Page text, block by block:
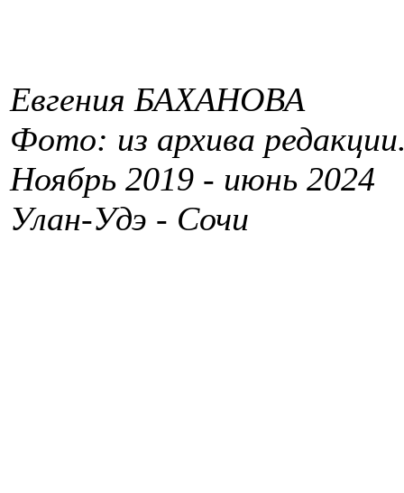
Евгения БАХАНОВА
Фото: из архива
Ноябрь 2019 - июнь 2024
Улан-Удэ - Сочи